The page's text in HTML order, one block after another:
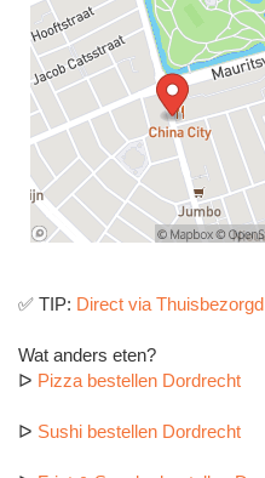
✅ TIP: Direct via
Wat anders eten?
ᐅ Pizza bestellen Dordrecht
ᐅ Sushi bestellen Dordrecht